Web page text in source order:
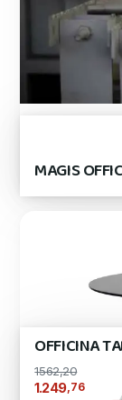
MAGIS
OFFICINA
1562,20
1.249 ,76